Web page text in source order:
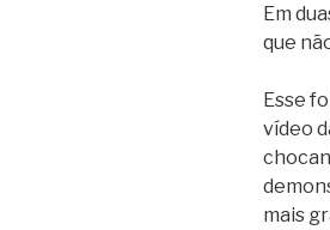
Em
que
Esse
vídeo
mais